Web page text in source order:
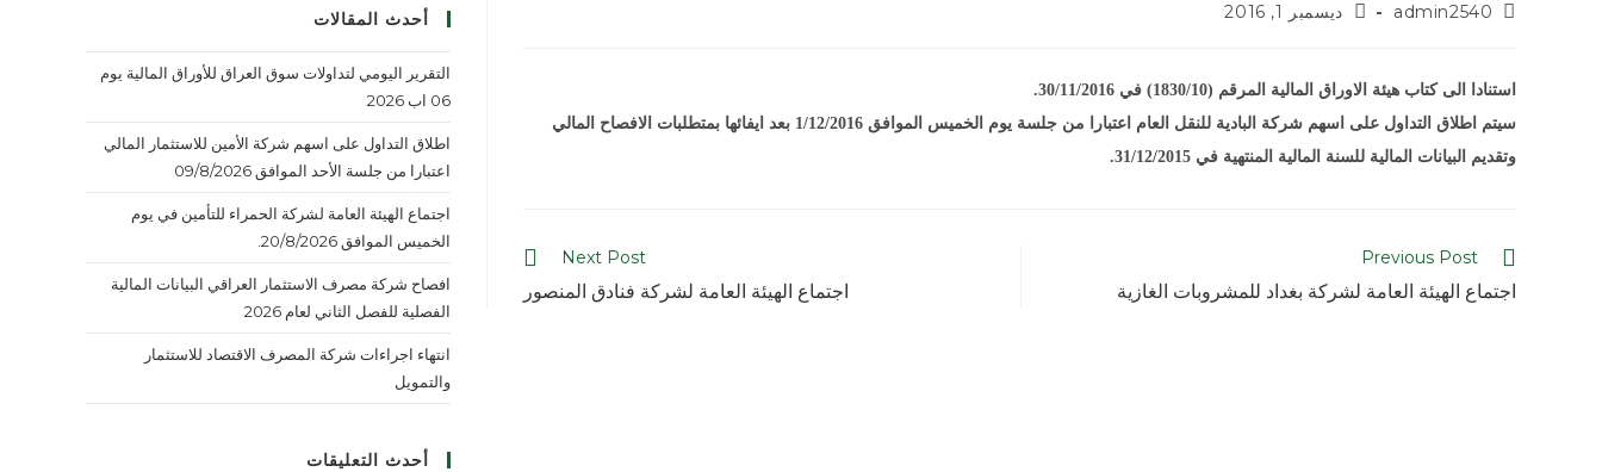
admin2540 ديسمبر 1, 2016
استنادا الى كتاب هيئة الاوراق المالية المرقم (1830/10) في 30/11/2016.
سيتم اطلاق التداول على اسهم شركة البادية للنقل العام اعتبارا من جلسة يوم الخميس الموافق 1/12/2016 بعد ايفائها بمتطلبات الافصاح المالي
وتقديم البيانات المالية للسنة المالية المنتهية في 31/12/2015.
Previous Post
اجتماع الهيئة العامة لشركة بغداد للمشروبات الغازية
Next Post
اجتماع الهيئة العامة لشركة فنادق المنصور
أحدث المقالات
التقرير اليومي لتداولات سوق العراق للأوراق المالية يوم
06 اب 2026
اطلاق التداول على اسهم شركة الأمين للاستثمار المالي
اعتبارا من جلسة الأحد الموافق 09/8/2026
اجتماع الهيئة العامة لشركة الحمراء للتأمين في يوم
الخميس الموافق 20/8/2026.
افصاح شركة مصرف الاستثمار العراقي البيانات المالية
الفصلية للفصل الثاني لعام 2026
انتهاء اجراءات شركة المصرف الاقتصاد للاستثمار
والتمويل
أحدث التعليقات